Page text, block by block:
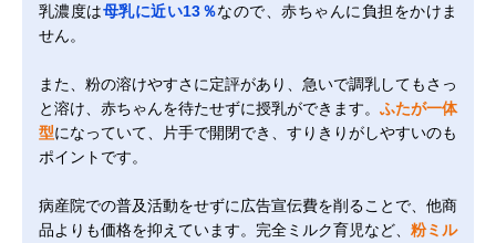
乳濃度は母乳に近い13％なので、赤ちゃんに負担をかけま
せん。
また、粉の溶けやすさに定評があり、急いで調乳してもさっ
と溶け、赤ちゃんを待たせずに授乳ができます。 ふたが一体
型になっていて、片手で開閉でき、すりきりがしやすいのも
ポイントです。
病産院での普及活動をせずに広告宣伝費を削ることで、他商
品よりも価格を抑えています。完全ミルク育児など、 粉ミル